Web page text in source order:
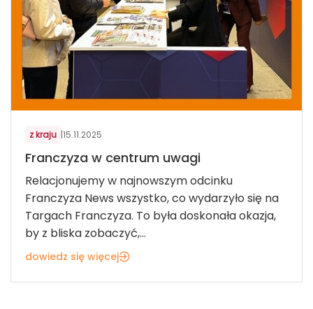
z kraju |15.11.2025
Franczyza w centrum uwagi
Relacjonujemy w najnowszym odcinku
Franczyza News wszystko, co wydarzyło się na
Targach Franczyza. To była doskonała okazja,
by z bliska zobaczyć,...
dowiedz się więcej